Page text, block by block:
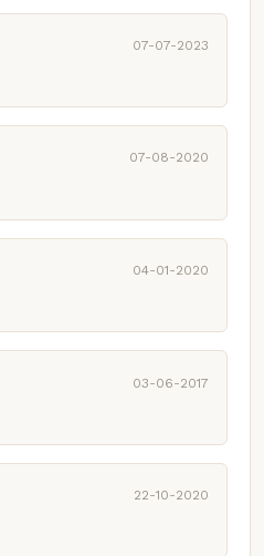
07-07-2023
07-08-2020
04-01-2020
03-06-2017
22-10-2020